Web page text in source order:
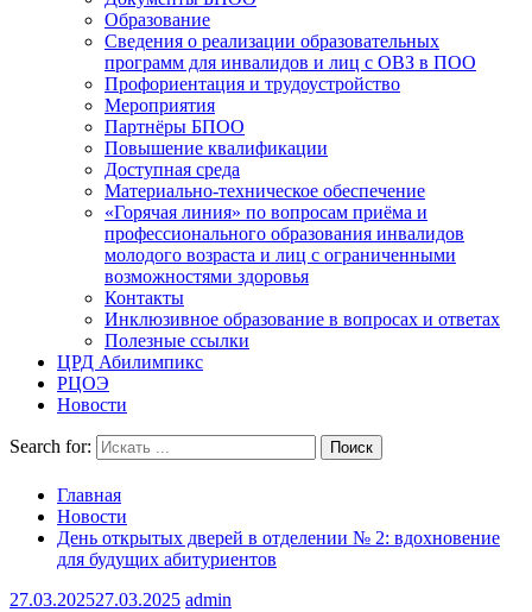
Образование
Сведения о реализации образовательных
программ для инвалидов и лиц с ОВЗ в ПОО
Профориентация и трудоустройство
Мероприятия
Партнёры БПОО
Повышение квалификации
Доступная среда
Материально-техническое обеспечение
«Горячая линия» по вопросам приёма и
профессионального образования инвалидов
молодого возраста и лиц с ограниченными
возможностями здоровья
Контакты
Инклюзивное образование в вопросах и ответах
Полезные ссылки
ЦРД Абилимпикс
РЦОЭ
Новости
Search for:
Главная
Новости
День открытых дверей в отделении № 2: вдохновение
для будущих абитуриентов
27.03.202527.03.2025 admin